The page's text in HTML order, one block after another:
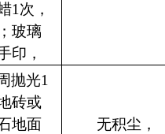
1次，
玻璃
印，
抛光1
砖或
地面
无积尘，